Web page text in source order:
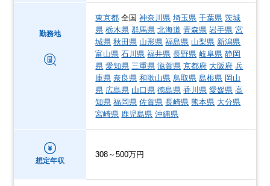
勤務地
東京都 全国神奈川県 埼玉県 千葉県 茨城
県 栃木県 群馬県 北海道 青森県 岩手県 宮
城県 秋田県 山形県 福島県 山梨県 新潟県
富山県 石川県 福井県 長野県 岐阜県 静岡
県 愛知県 三重県 滋賀県 京都府 大阪府 兵
庫県 奈良県 和歌山県 鳥取県 島根県 岡山
県 広島県 山口県 徳島県 香川県 愛媛県 高
知県 福岡県 佐賀県 長崎県 熊本県 大分県
宮崎県 鹿児島県 沖縄県
想定年収
308～500万円